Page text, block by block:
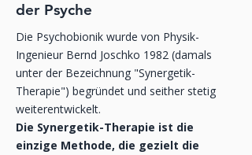
der Psyche
Die Psychobionik wurde von Physik-
Ingenieur Bernd Joschko 1982 (damals
unter der Bezeichnung "Synergetik-
Therapie") begründet und seither stetig
weiterentwickelt.
Die Synergetik-Therapie ist die
einzige Methode, die gezielt die